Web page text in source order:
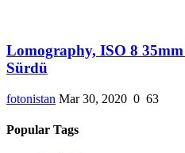
Lomography, ISO 8
Sürdü
fotonistan Mar 30, 2020 0 63
Popular Tags